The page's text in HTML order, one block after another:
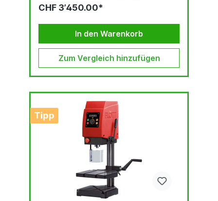
Sonderausstattung und Zubehör.
OLED-Display Robuste, qualitativ hochwertige
Bohrkopf-Haube mit ergonomisch geneigter...
CHF 3’450.00*
In den Warenkorb
Zum Vergleich hinzufügen
Tipp